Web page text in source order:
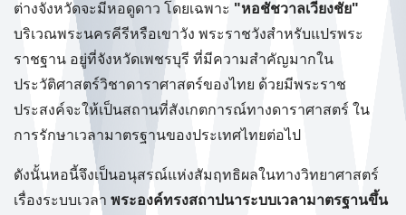
ต่างจังหวัดจะมีหอดูดาว โดยเฉพาะ "หอชัชวาลเวียงชัย"
บริเวณพระนครคีรีหรือเขาวัง พระราชวังสำหรับแปรพระ
ราชฐาน อยู่ที่จังหวัดเพชรบุรี ที่มีความสำคัญมากใน
ประวัติศาสตร์วิชาดาราศาสตร์ของไทย ด้วยมีพระราช
ประสงค์จะให้เป็นสถานที่สังเกตการณ์ทางดาราศาสตร์ ใน
การรักษาเวลามาตรฐานของประเทศไทยต่อไป
ดังนั้นหอนี้จึงเป็นอนุสรณ์แห่งสัมฤทธิผลในทางวิทยาศาสตร์
เรื่องระบบเวลา พระองค์ทรงสถาปนาระบบเวลามาตรฐานขึ้น